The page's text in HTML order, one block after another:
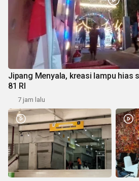
Jipang Menyala, kreasi lampu hias
81 RI
7 jam lalu